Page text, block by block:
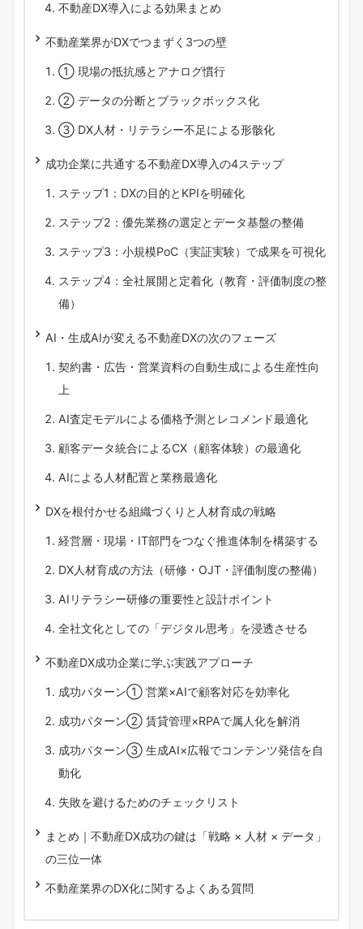
不動産DX導入による効果まとめ
不動産業界がDXでつまずく3つの壁
① 現場の抵抗感とアナログ慣行
② データの分断とブラックボックス化
③ DX人材・リテラシー不足による形骸化
成功企業に共通する不動産DX導入の4ステップ
ステップ1：DXの目的とKPIを明確化
ステップ2：優先業務の選定とデータ基盤の整備
ステップ3：小規模PoC（実証実験）で成果を可視化
ステップ4：全社展開と定着化（教育・評価制度の整
備）
AI・生成AIが変える不動産DXの次のフェーズ
契約書・広告・営業資料の自動生成による生産性向
上
AI査定モデルによる価格予測とレコメンド最適化
顧客データ統合によるCX（顧客体験）の最適化
AIによる人材配置と業務最適化
DXを根付かせる組織づくりと人材育成の戦略
経営層・現場・IT部門をつなぐ推進体制を構築する
DX人材育成の方法（研修・OJT・評価制度の整備）
AIリテラシー研修の重要性と設計ポイント
全社文化としての「デジタル思考」を浸透させる
不動産DX成功企業に学ぶ実践アプローチ
成功パターン① 営業×AIで顧客対応を効率化
成功パターン② 賃貸管理×RPAで属人化を解消
成功パターン③ 生成AI×広報でコンテンツ発信を自
動化
失敗を避けるためのチェックリスト
まとめ｜不動産DX成功の鍵は「戦略 × 人材 × データ」
の三位一体
不動産業界のDX化に関するよくある質問